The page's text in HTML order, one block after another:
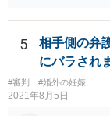
当に何が何でも面会
は、あなたに対す
ういう男はDV・虐
親の権利ではなく
（自分の気持ちを言
要もありません。
5
相手側の弁
にバラされ
#審判 #婚外の妊娠
2021年8月5日